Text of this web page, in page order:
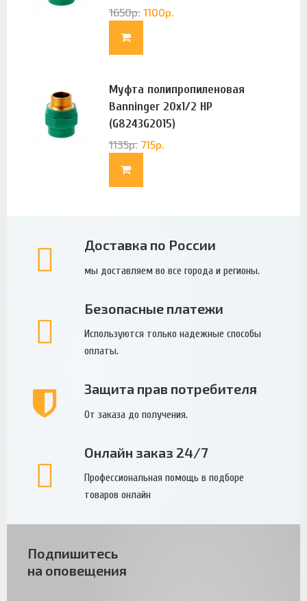
1650р. 1100р.
Муфта полипропиленовая
Banninger 20х1/2 НР
(G8243G2015)
1135р. 715р.
Доставка по России
мы доставляем во все города и регионы.
Безопасные платежи
Используются только надежные способы
оплаты.
Защита прав потребителя
От заказа до получения.
Онлайн заказ 24/7
Профессиональная помощь в подборе
товаров онлайн
Подпишитесь
на оповещения